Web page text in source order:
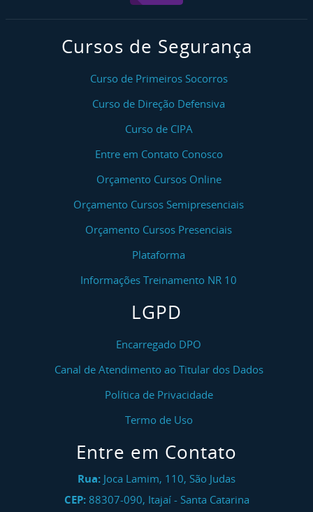
Cursos de Segurança
Curso de Primeiros Socorros
Curso de Direção Defensiva
Curso de CIPA
Entre em Contato Conosco
Orçamento Cursos Online
Orçamento Cursos Semipresenciais
Orçamento Cursos Presenciais
Plataforma
Informações Treinamento NR 10
LGPD
Encarregado DPO
Canal de Atendimento ao Titular dos Dados
Política de Privacidade
Termo de Uso
Entre em Contato
Rua: Joca Lamim, 110, São Judas
CEP: 88307-090, Itajaí- Santa Catarina